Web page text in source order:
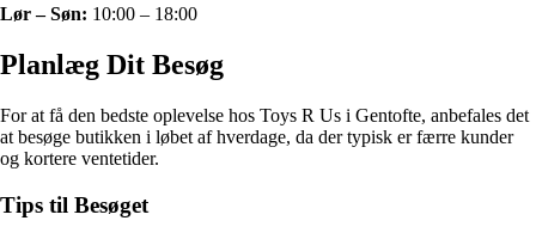
Lør – Søn: 10:00 – 18:00
Planlæg Dit Besøg
For at få den bedste oplevelse hos Toys R Us i Gentofte, anbefales det
at besøge butikken i løbet af hverdage, da der typisk er færre kunder
og kortere ventetider.
Tips til Besøget